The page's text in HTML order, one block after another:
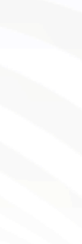
DOMÍNGUEZ
ROMÁN LIRA
OROPEZA
LÓPEZ DE
CABRAL
ORTEGA